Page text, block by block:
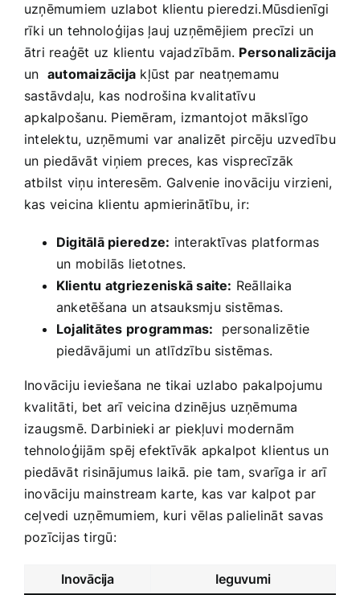
uzņēmumiem uzlabot klientu pieredzi.Mūsdienīgi
rīki un tehnoloģijas ļauj‌ uzņēmējiem​ precīzi un
ātri reaģēt uz klientu vajadzībām. Personalizācija
un ‌ automaizācija kļūst par⁤ neatņemamu
sastāvdaļu, kas nodrošina kvalitatīvu
⁣apkalpošanu. Piemēram, izmantojot mākslīgo
intelektu, uzņēmumi var analizēt pircēju uzvedību
un⁣ piedāvāt viņiem ‍preces, kas visprecīzāk
atbilst viņu interesēm. Galvenie inovāciju virzieni,
kas veicina klientu apmierinātību, ir:
Digitālā pieredze: interaktīvas platformas
un mobilās lietotnes.
Klientu atgriezeniskā saite: Reāllaika
anketēšana un atsauksmju​ sistēmas.
Lojalitātes programmas: ​ personalizētie
piedāvājumi un atlīdzību sistēmas.
Inovāciju ieviešana ne tikai uzlabo pakalpojumu
kvalitāti, bet arī veicina dzinējus​ uzņēmuma
izaugsmē. Darbinieki ar⁤ piekļuvi modernām
tehnoloģijām spēj efektīvāk apkalpot⁤ klientus un
piedāvāt risinājumus‌ laikā.⁣ pie tam, svarīga ir arī
inovāciju mainstream karte, kas var kalpot par
ceļvedi uzņēmumiem, kuri vēlas palielināt savas
pozīcijas tirgū:
Inovācija Ieguvumi